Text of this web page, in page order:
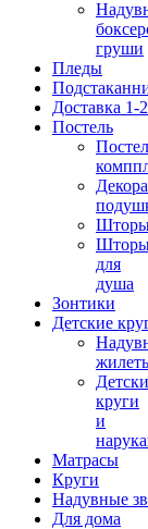
груши
Пледы
Доставка 1-
Постель
для
душа
Зонтики
Детские
круги
и
Матрасы
Круги
Надувные
Для дома